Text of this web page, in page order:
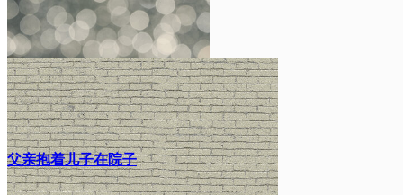
景下
父亲抱着儿子在院子